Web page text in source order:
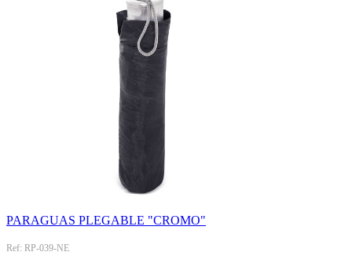
PARAGUAS PLEGABLE "CROMO"
Ref: RP-039-NE